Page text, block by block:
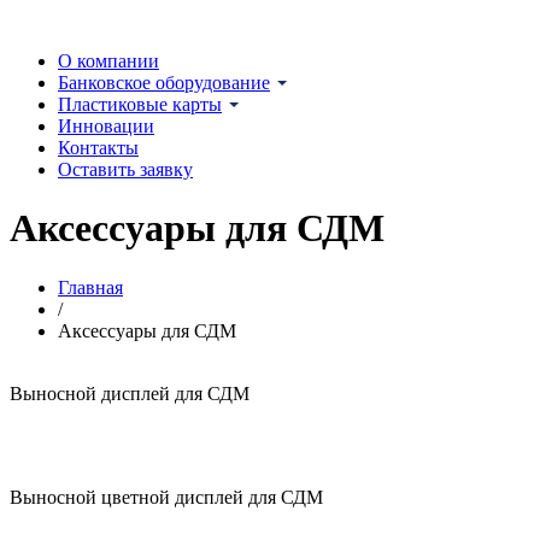
О компании
Банковское оборудование
Пластиковые карты
Инновации
Контакты
Оставить заявку
Аксессуары для СДМ
Главная
/
Аксессуары для СДМ
Выносной дисплей для СДМ
Выносной цветной дисплей для СДМ